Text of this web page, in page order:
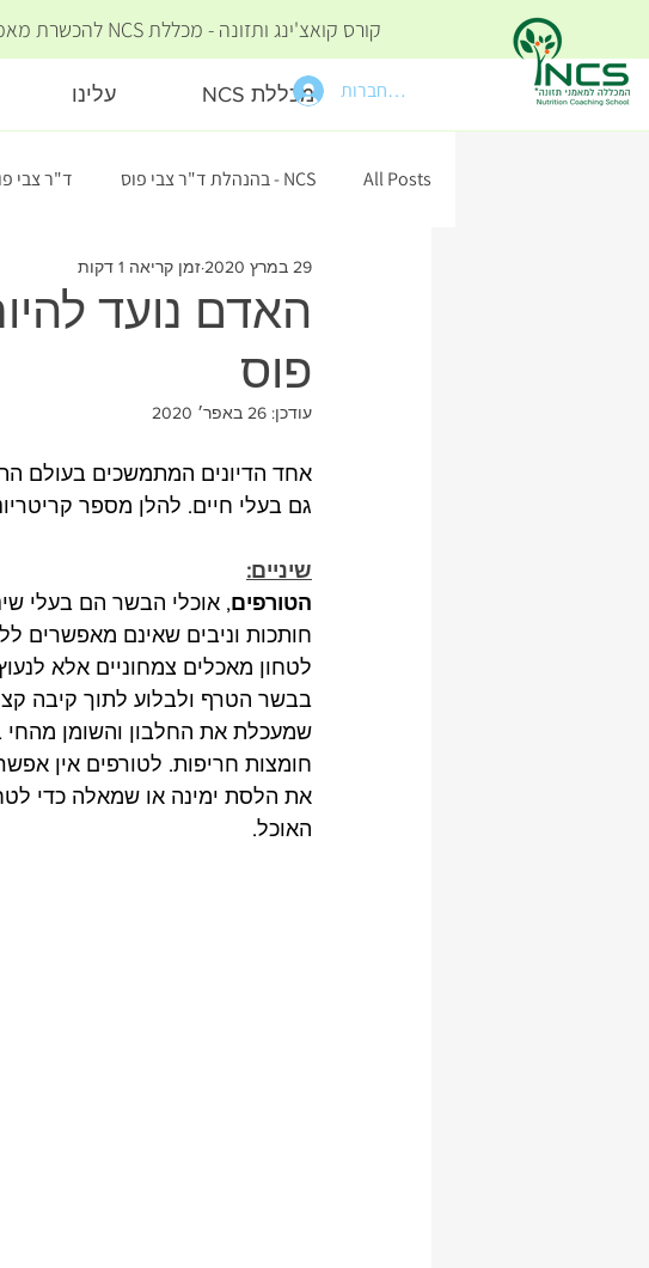
קורס קואצ'ינג ותזונה - מכללת NCS להכשרת מאמנים - בניהול אקדמי של
מכללת NCS עלינו להתחברות
All Posts NCS - בהנהלת ד"ר צבי פוס ד"ר צבי
האדם נועד
פוס
29 במרץ 2020 זמן קריאה 1 דקות
עודכן: 26 באפר׳ 2020
אחד הדיונים המתמשכים בעולם
גם בעלי חיים. להלן מספר
שיניים:
הטורפים, אוכלי הבשר הם בעלי
חותכות וניבים שאינם מאפשרים
לטחון מאכלים צמחוניים אלא
בבשר הטרף ולבלוע לתוך קיבה
שמעכלת את החלבון והשומן מהחי
חומצות חריפות. לטורפים אין
את הלסת ימינה או שמאלה כדי
האוכל.